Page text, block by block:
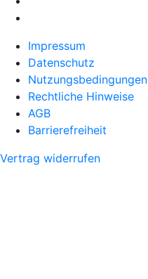
Impressum
Datenschutz
Nutzungsbedingungen
Rechtliche Hinweise
AGB
Barrierefreiheit
Vertrag widerrufen